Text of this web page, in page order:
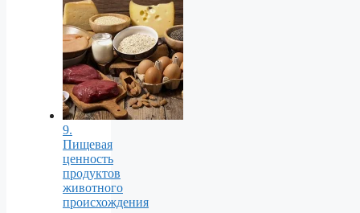
9.
Пищевая
ценность
продуктов
животного
происхождения